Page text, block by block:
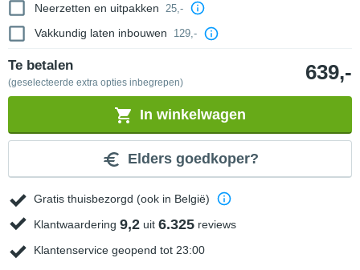
Neerzetten en uitpakken 25,-
Vakkundig laten inbouwen 129,-
Te betalen
(geselecteerde extra opties inbegrepen) 639,-
In winkelwagen
Elders goedkoper?
Gratis thuisbezorgd (ook in België)
Klantwaardering 9,2 uit 6.325 reviews
Klantenservice geopend tot 23:00